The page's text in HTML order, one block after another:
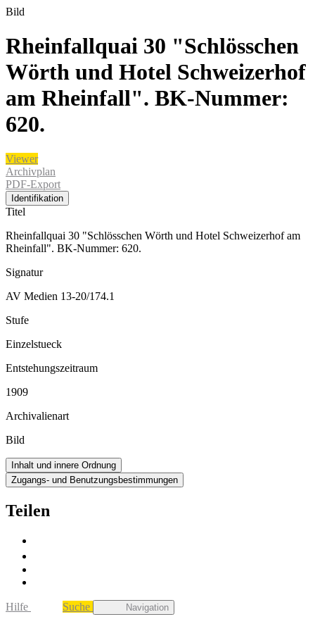
Bild
Rheinfallquai 30 "Schlösschen
Wörth und Hotel Schweizerhof
am Rheinfall". BK-Nummer:
620.
Viewer
Archivplan
PDF-Export
Identifikation
Titel
Rheinfallquai 30 "Schlösschen Wörth und Hotel Schweizerhof am
Rheinfall". BK-Nummer: 620.
Signatur
AV Medien 13-20/174.1
Stufe
Einzelstueck
Entstehungszeitraum
1909
Archivalienart
Bild
Inhalt und innere Ordnung
Zugangs- und Benutzungsbestimmungen
Teilen
Hilfe Suche Navigation